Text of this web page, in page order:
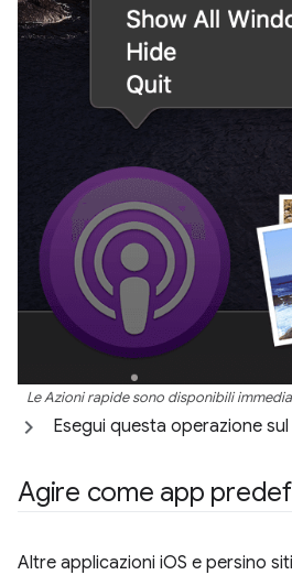
Le Azioni rapide sono disponibili
Esegui questa operazione
Agire come app
Altre applicazioni iOS e persino